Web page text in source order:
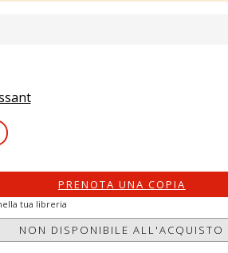
PRENOTA UNA COPIA
tua libreria
NON DISPONIBILE ALL'ACQUISTO